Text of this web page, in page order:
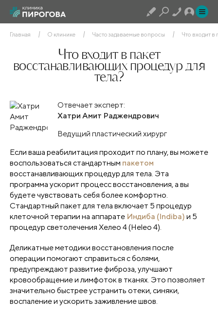
Главная О клинике Часто задаваемые вопросы Что входит в
Что входит в пакет
восстанавливающих процедур для
тела?
Отвечает эксперт:
Хатри Амит Раджендрович
Ведущий пластический хирург
Если ваша реабилитация проходит по плану, вы можете
воспользоваться стандартным пакетом
восстанавливающих процедур для тела. Эта
программа ускорит процесс восстановления, а вы
будете чувствовать себя более комфортно.
Стандартный пакет для тела включает 5 процедур
клеточной терапии на аппарате Индиба (Indiba) и 5
процедур светолечения Хелео 4 (Heleo 4).
Деликатные методики восстановления после
операции помогают справиться с болями,
предупреждают развитие фиброза, улучшают
кровообращение и лимфоток в тканях. Это позволяет
значительно быстрее устранить отеки, синяки,
воспаление и ускорить заживление швов.